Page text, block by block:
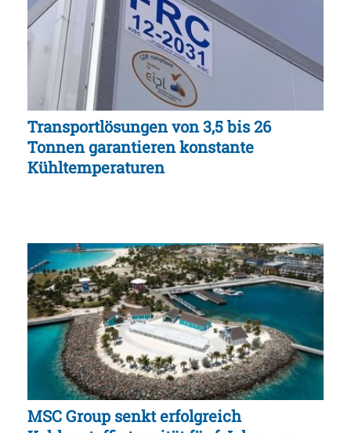
Transportlösungen von 3,5 bis 26
Tonnen garantieren konstante
Kühltemperaturen
MSC Group senkt erfolgreich